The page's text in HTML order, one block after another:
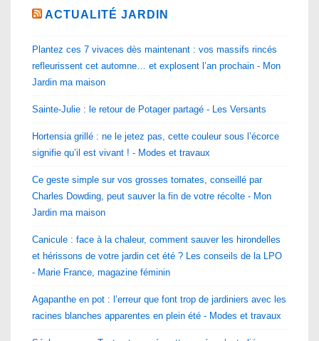
ACTUALITÉ JARDIN
Plantez ces 7 vivaces dès maintenant : vos massifs rincés
refleurissent cet automne… et explosent l’an prochain - Mon
Jardin ma maison
Sainte-Julie : le retour de Potager partagé - Les Versants
Hortensia grillé : ne le jetez pas, cette couleur sous l’écorce
signifie qu’il est vivant ! - Modes et travaux
Ce geste simple sur vos grosses tomates, conseillé par
Charles Dowding, peut sauver la fin de votre récolte - Mon
Jardin ma maison
Canicule : face à la chaleur, comment sauver les hirondelles
et hérissons de votre jardin cet été ? Les conseils de la LPO
- Marie France, magazine féminin
Agapanthe en pot : l’erreur que font trop de jardiniers avec les
racines blanches apparentes en plein été - Modes et travaux